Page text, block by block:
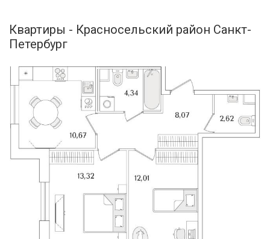
Квартиры - Красносельский район Санкт-
Петербург